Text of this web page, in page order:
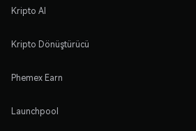
Kripto Al
Kripto Dönüştürücü
Phemex Earn
Launchpool